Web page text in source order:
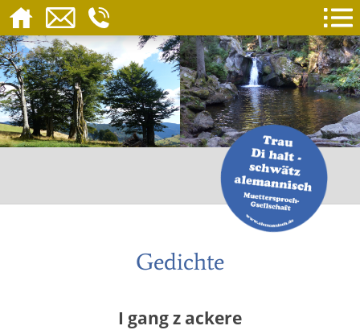
Gedichte
I gang z ackere